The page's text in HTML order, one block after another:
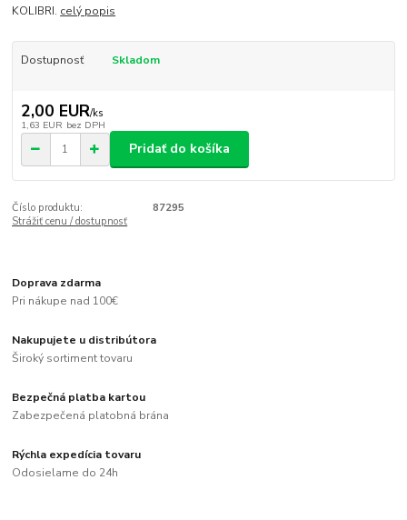
KOLIBRI. celý popis
Dostupnosť Skladom
2,00 EUR/ks
1,63 EUR bez DPH
Pridať do košíka
Číslo produktu:
87295
Strážiť cenu / dostupnosť
Doprava zdarma
Pri nákupe nad 100€
Nakupujete u distribútora
Široký sortiment tovaru
Bezpečná platba kartou
Zabezpečená platobná brána
Rýchla expedícia tovaru
Odosielame do 24h